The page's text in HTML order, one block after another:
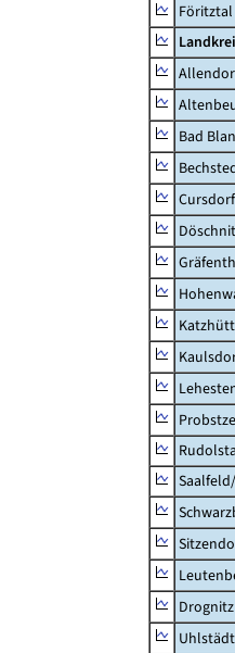
Föritztal
Bad
Cursdorf
Drognitz